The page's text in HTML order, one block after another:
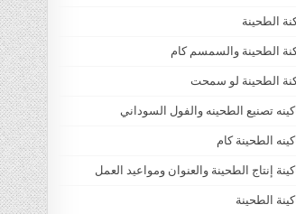
الطحينة
الطحينة والسمسم كام
الطحينة لو سمحت
تصنيع الطحينه والفول السوداني
الطحينة كام
إنتاج الطحينة والعنوان ومواعيد العمل
الطحينة